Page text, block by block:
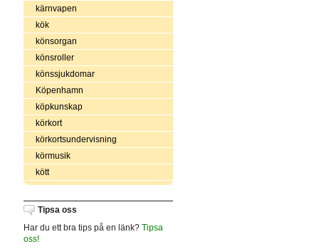
kärnvapen
kök
könsorgan
könsroller
könssjukdomar
Köpenhamn
köpkunskap
körkort
körkortsundervisning
körmusik
kött
Tipsa oss
Har du ett bra tips på en länk? Tipsa
oss!